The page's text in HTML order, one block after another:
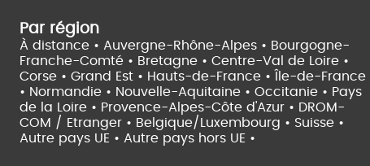
Par région
À distance • Auvergne-Rhône-Alpes • Bourgogne-
Franche-Comté • Bretagne • Centre-Val de Loire •
Corse • Grand Est • Hauts-de-France •
Île-de-France
• Normandie • Nouvelle-Aquitaine • Occitanie • Pays
de la Loire • Provence-Alpes-Côte d'Azur • DROM-
COM / Etranger • Belgique/Luxembourg • Suisse •
Autre pays UE • Autre pays hors UE •